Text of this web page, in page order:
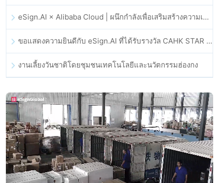
eSign.AI × Alibaba Cloud | ผนึกกำลังเพื่อเสริมสร้างความเชื่อมั่นดิจิทัลระดับโลกสำหรับฟินเทค
ขอแสดงความยินดีกับ eSign.AI ที่ได้รับรางวัล CAHK STAR Award 2025
งานเลี้ยงวันชาติโดยชุมชนเทคโนโลยีและนวัตกรรมฮ่องกง